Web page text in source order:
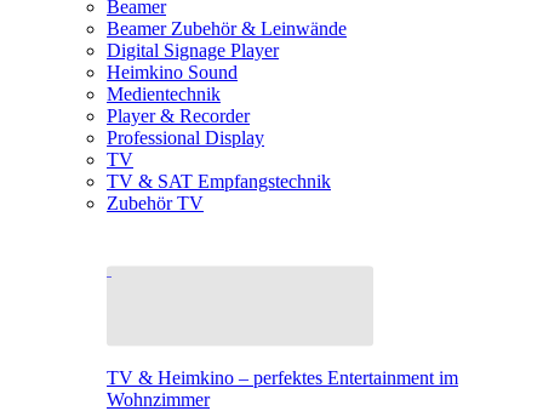
Beamer
Beamer Zubehör & Leinwände
Digital Signage Player
Heimkino Sound
Medientechnik
Player & Recorder
Professional Display
TV
TV & SAT Empfangstechnik
Zubehör TV
TV & Heimkino – perfektes Entertainment im
Wohnzimmer